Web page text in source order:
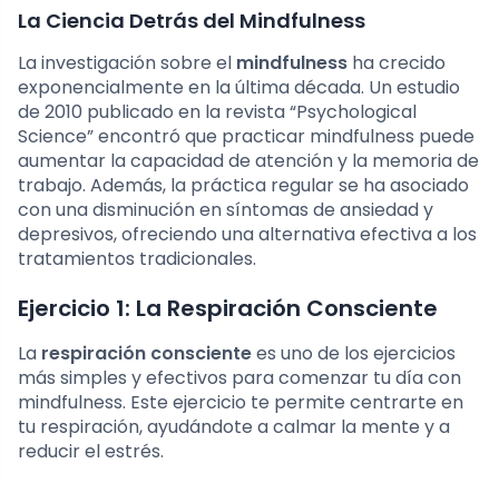
La Ciencia Detrás del Mindfulness
La investigación sobre el mindfulness ha crecido
exponencialmente en la última década. Un estudio
de 2010 publicado en la revista “Psychological
Science” encontró que practicar mindfulness puede
aumentar la capacidad de atención y la memoria de
trabajo. Además, la práctica regular se ha asociado
con una disminución en síntomas de ansiedad y
depresivos, ofreciendo una alternativa efectiva a los
tratamientos tradicionales.
Ejercicio 1: La Respiración Consciente
La respiración conscientees uno de los ejercicios
más simples y efectivos para comenzar tu día con
mindfulness. Este ejercicio te permite centrarte en
tu respiración, ayudándote a calmar la mente y a
reducir el estrés.